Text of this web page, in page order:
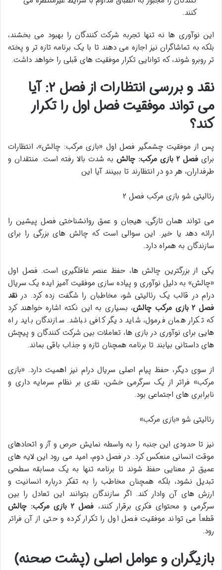
کنند.
این نوآوری ها نه تنها تجربه شرکت کنندگان را بهبود می بخشند،
بلکه به تماشاگران نیز اجازه می دهند تا با یک برنامه تازه تر و پخته
تر روبرو شوند، که توانایی تکرار موفقیت های قبلی را خواهد داشت.
نقد و بررسی انتظارات از فصل ۲: آیا
می تواند موفقیت فصل اول را تکرار
کند؟
پس از موفقیت چشمگیر فصل اول «بازی مرکب: چالش»، انتظارات
برای فصل ۲ بازی مرکب: چالش
به شدت بالا رفته است. منتقدان و
طرفداران، هر دو در انتظارند تا ببینند آیا این
رئالیتی شو بازی مرکب فصل ۲
می تواند همان تازگی، هیجان و عمق روانشناختی فصل پیشین را
ارائه دهد یا خیر. این سوالی است که چالش های بزرگی را برای
سازندگان به همراه دارد.
یکی از بزرگترین چالش ها، حفظ عنصر غافلگیری است. فصل اول
«چالش» به دلیل نوآوری و پیاده سازی موفقیت آمیز ایده یک سریال
درام در قالب یک رئالیتی شو، مخاطبان را شگفت زده کرد. در نقد
فصل ۲ بازی مرکب چالش
، بسیاری به این نکته اشاره خواهند کرد
که تکرار همان فرمول، شاید دیگر کافی نباشد. سازندگان باید راه
هایی برای نوآوری در بازی ها، تعاملات بین شرکت کنندگان و پیچش
های داستانی بیابند تا برنامه همچنان تازه و جذاب باقی بماند.
از سوی دیگر، حفظ پیام اصلی سریال درام نیز اهمیت دارد. «بازی
مرکب» فراتر از یک سرگرمی خشن، نقدی بر نظام سرمایه داری و
نابرابری های اجتماعی بود.
رئالیتی شو «بازی مرکب»
نیز تا حدودی این جنبه را به واسطه نمایش حرص و آز و اتحادهای
موقت انسانی منعکس کرد. در فصل دوم، امید می رود این لایه های
عمیق تر معنایی حفظ شوند تا برنامه تنها به یک مسابقه سطحی
تبدیل نشود، بلکه همچنان مخاطب را به تفکر درباره انسانیت و
ارزش های آن وادار کند. اگر سازندگان بتوانند این تعادل را بین
سرگرمی و محتوای فکری برقرار کنند، فصل ۲ بازی مرکب: چالش
قطعاً می تواند موفقیت فصل اول را تکرار کرده و حتی از آن فراتر
رود.
بازیگران و عوامل اصلی (پشت صحنه)